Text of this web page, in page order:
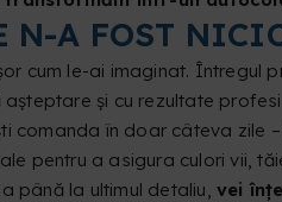
N-A FOST
cum le-ai imaginat. Întregul
și cu rezultate
comanda în doar câteva zile
pentru a asigura culori vii,
până la ultimul detaliu,vei